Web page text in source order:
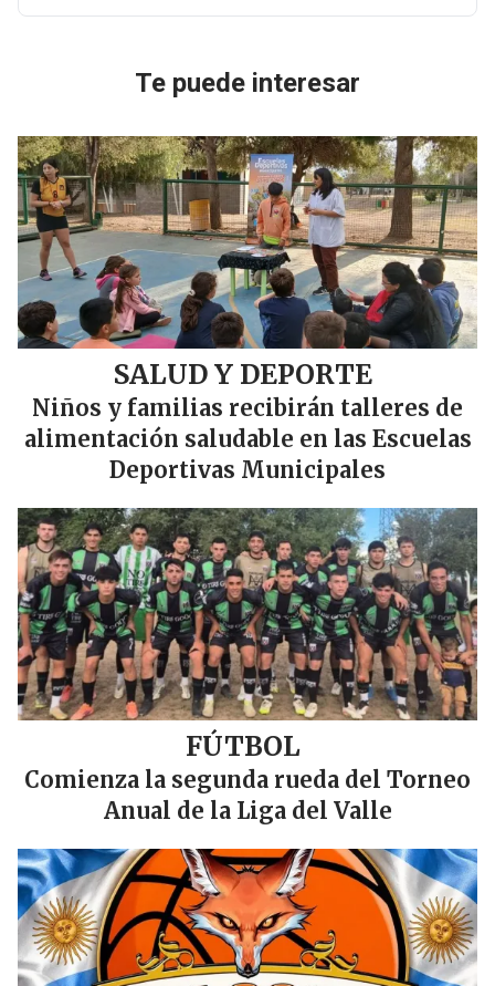
Te puede interesar
SALUD Y DEPORTE
Niños y familias recibirán talleres de
alimentación saludable en las Escuelas
Deportivas Municipales
FÚTBOL
Comienza la segunda rueda del Torneo
Anual de la Liga del Valle